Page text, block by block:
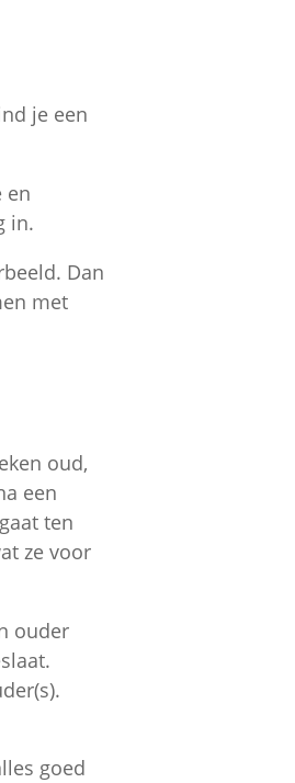
je een
en
in.
Dan
met
oud,
een
ten
ze voor
ouder
goed